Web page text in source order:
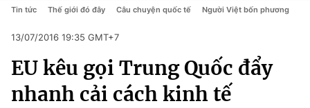
Chuyên mục
Chính trị
Chính trị
Pháp luật
Kinh tế
Thể thao
Truyền hình
Tin tức Thế giới đó đây Câu chuyện quốc tế Người Việt bốn phương
13/07/2016 19:35 GMT+7
EU kêu gọi Trung Quốc đẩy
nhanh cải cách kinh tế